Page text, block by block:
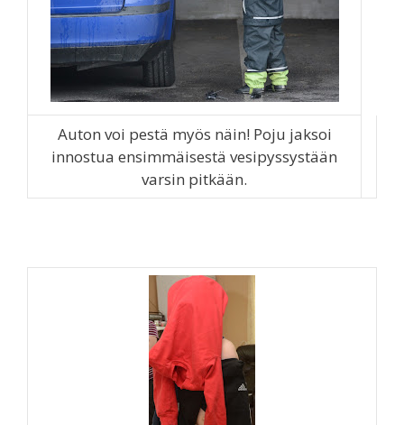
Auton voi pestä myös näin! Poju jaksoi
innostua ensimmäisestä vesipyssystään
varsin pitkään.